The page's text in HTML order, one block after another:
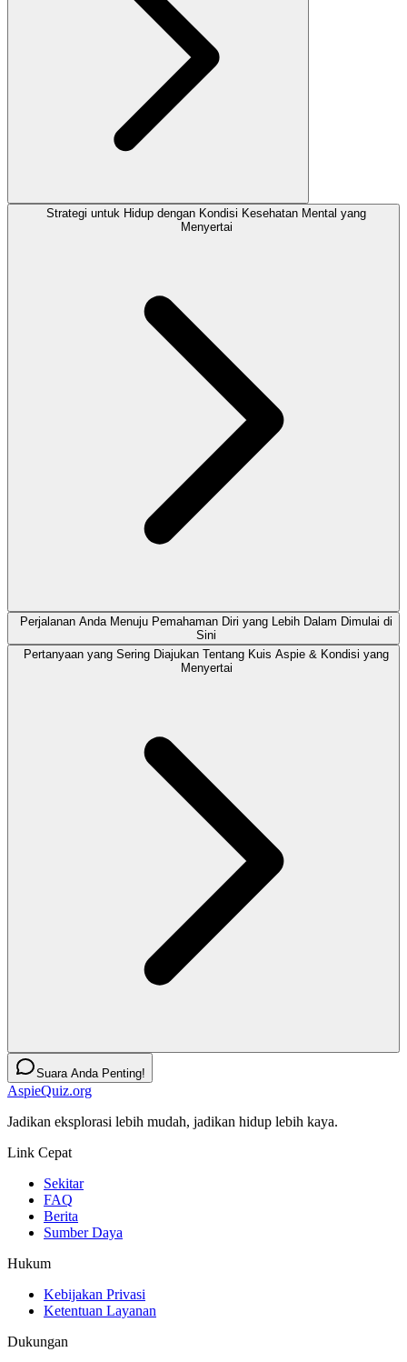
Strategi untuk Hidup dengan Kondisi Kesehatan Mental yang
Menyertai
Perjalanan Anda Menuju Pemahaman Diri yang Lebih Dalam Dimulai di
Sini
Pertanyaan yang Sering Diajukan Tentang Kuis Aspie & Kondisi yang
Menyertai
Suara Anda Penting!
AspieQuiz.org
Jadikan eksplorasi lebih mudah, jadikan hidup lebih kaya.
Link Cepat
Sekitar
FAQ
Berita
Sumber Daya
Hukum
Kebijakan Privasi
Ketentuan Layanan
Dukungan